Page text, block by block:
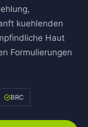
kuehlenden
Haut
Formulierungen
BRC